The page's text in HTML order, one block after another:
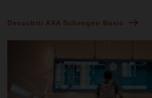
Descubrir AXA Schengen Basic